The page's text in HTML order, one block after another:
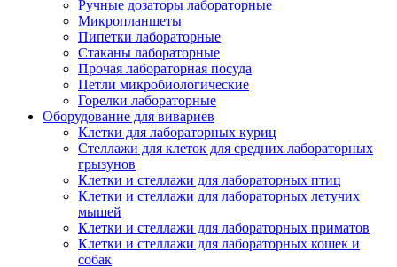
Ручные дозаторы лабораторные
Микропланшеты
Пипетки лабораторные
Стаканы лабораторные
Прочая лабораторная посуда
Петли микробиологические
Горелки лабораторные
Оборудование для вивариев
Клетки для лабораторных куриц
Стеллажи для клеток для средних лабораторных
грызунов
Клетки и стеллажи для лабораторных птиц
Клетки и стеллажи для лабораторных летучих
мышей
Клетки и стеллажи для лабораторных приматов
Клетки и стеллажи для лабораторных кошек и
собак